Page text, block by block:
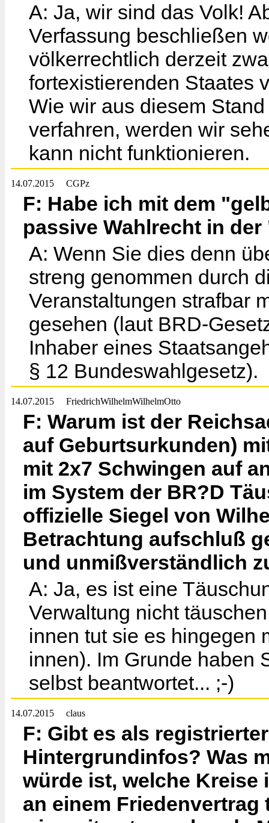
A: Ja, wir sind das Volk!
Verfassung beschließen
völkerrechtlich derzeit
fortexistierenden Staates
Wie wir aus diesem
verfahren, werden wir
kann nicht funktionieren.
14.07.2015 CGPz
F: Habe ich mit dem
passive Wahlrecht in
A: Wenn Sie dies denn
streng genommen durch
Veranstaltungen strafbar
gesehen (laut BRD-
Inhaber eines
§ 12 Bundeswahlgesetz).
14.07.2015 FriedrichWilhelmWilhelmOtto
F: Warum ist der
auf Geburtsurkunden)
mit 2x7 Schwingen auf
im System der BR?D
offizielle Siegel von
Betrachtung aufschluß
und unmißverständlich
A: Ja, es ist eine
Verwaltung nicht
innen tut sie es hingegen
innen). Im Grunde haben
selbst beantwortet... ;-)
14.07.2015 claus
F: Gibt es als
Hintergrundinfos? Was
würde ist, welche
an einem